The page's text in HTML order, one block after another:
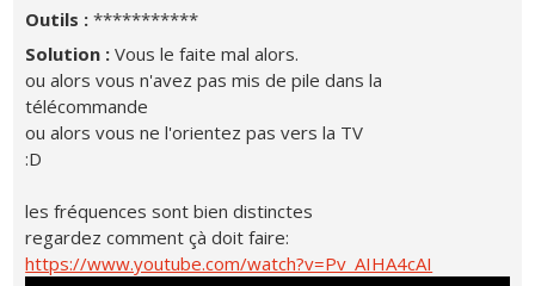
Outils :***********
Solution :Vous le faite mal alors.
ou alors vous n'avez pas mis de pile dans la
télécommande
ou alors vous ne l'orientez pas vers la TV
:D
les fréquences sont bien distinctes
regardez comment çà doit faire:
https://www.youtube.com/watch?v=Pv_AIHA4cAI